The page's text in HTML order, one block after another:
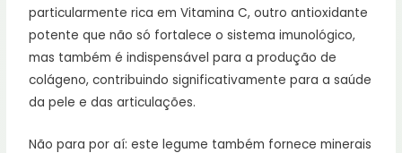
particularmente rica em Vitamina C, outro antioxidante
potente que não só fortalece o sistema imunológico,
mas também é indispensável para a produção de
colágeno, contribuindo significativamente para a saúde
da pele e das articulações.
Não para por aí: este legume também fornece minerais